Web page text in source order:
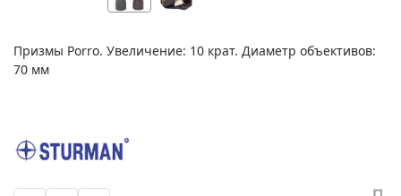
Призмы Porro. Увеличение: 10 крат. Диаметр объективов:
70 мм